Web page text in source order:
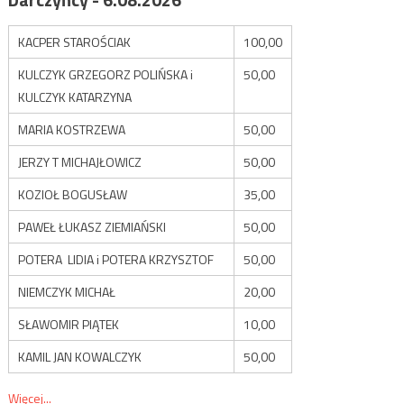
KACPER STAROŚCIAK
100,00
KULCZYK GRZEGORZ POLIŃSKA i
KULCZYK KATARZYNA
50,00
MARIA KOSTRZEWA
50,00
JERZY T MICHAJŁOWICZ
50,00
KOZIOŁ BOGUSŁAW
35,00
PAWEŁ ŁUKASZ ZIEMIAŃSKI
50,00
POTERA LIDIA i POTERA KRZYSZTOF
50,00
NIEMCZYK MICHAŁ
20,00
SŁAWOMIR PIĄTEK
10,00
KAMIL JAN KOWALCZYK
50,00
Więcej...